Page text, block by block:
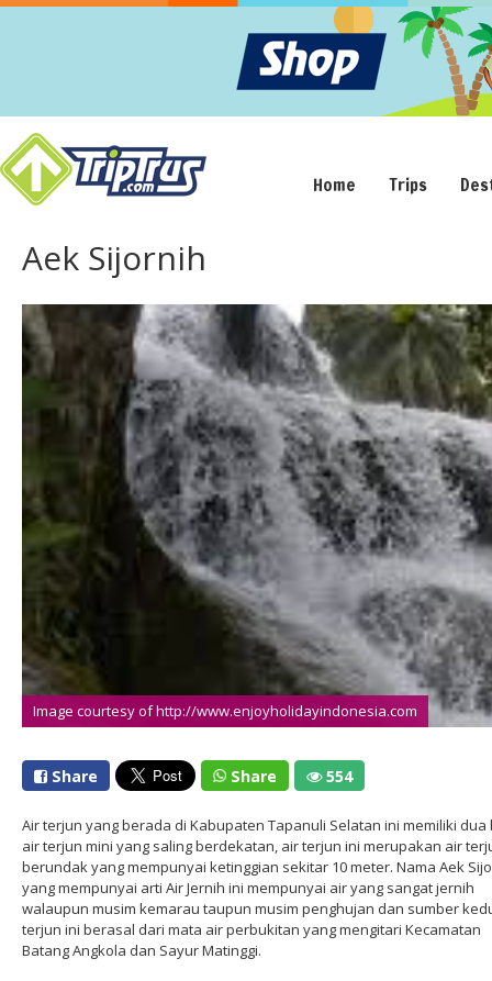
Home Trips
Aek Sijornih
Image courtesy of http://www.enjoyholidayindonesia.com
Image courtesy of https://sodtravel.wordpress.com
Share Share 554
Air terjun yang berada di Kabupaten Tapanuli Selatan ini memiliki dua
air terjun mini yang saling berdekatan, air terjun ini merupakan air
berundak yang mempunyai ketinggian sekitar 10 meter. Nama Aek
yang mempunyai arti Air Jernih ini mempunyai air yang sangat jernih
walaupun musim kemarau taupun musim penghujan dan sumber
terjun ini berasal dari mata air perbukitan yang mengitari Kecamatan
Batang Angkola dan Sayur Matinggi.